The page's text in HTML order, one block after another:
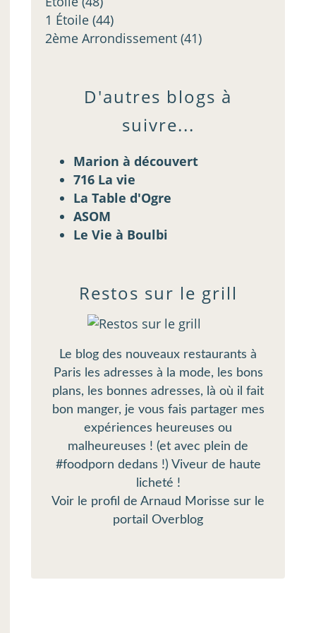
1 Étoile (44)
2ème Arrondissement (41)
Restos sur le grill
Le blog des nouveaux restaurants à
Paris les adresses à la mode, les bons
plans, les bonnes adresses, là où il fait
bon manger, je vous fais partager mes
expériences heureuses ou
malheureuses ! (et avec plein de
#foodporn dedans !) Viveur de haute
licheté !
Voir le profil de Arnaud Morisse sur le
portail Overblog
D'autres blogs à
suivre...
Marion à découvert
716 La vie
La Table d'Ogre
ASOM
Le Vie à Boulbi